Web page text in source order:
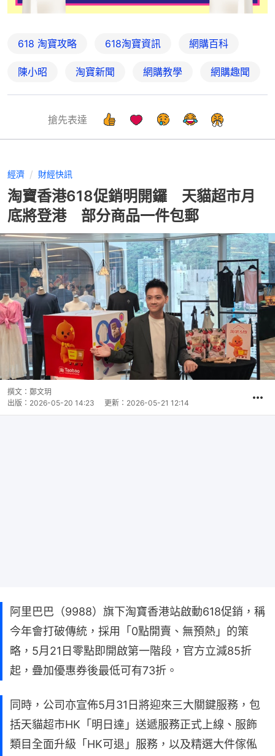
618 淘寶攻略 618淘寶資訊 網購百科
陳小昭 淘寶新聞 網購教學 網購趣聞
搶先表達
經濟 財經快訊
淘寶香港618促銷明開鑼 天貓超市月
底將登港 部分商品一件包郵
撰文： 鄭文玥
出版： 2026-05-20 14:23 更新： 2026-05-21 12:14
阿里巴巴（9988）旗下淘寶香港站啟動618促銷，稱
今年會打破傳統，採用「0點開賣、無預熱」的策
略，5月21日零點即開啟第一階段，官方立減85折
起，疊加優惠券後最低可有73折。
同時，公司亦宣佈5月31日將迎來三大關鍵服務，包
括天貓超市HK「明日達」送遞服務正式上線、服飾
類目全面升級「HK可退」服務，以及精選大件傢俬